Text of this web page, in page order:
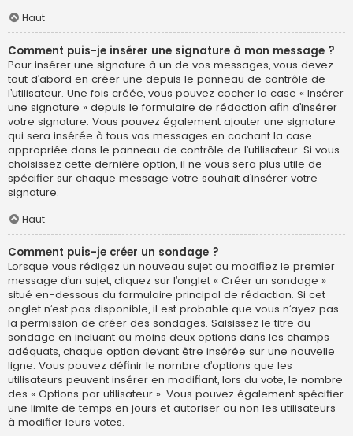
Haut
Comment puis-je insérer une signature à mon message ?
Pour insérer une signature à un de vos messages, vous devez
tout d’abord en créer une depuis le panneau de contrôle de
l’utilisateur. Une fois créée, vous pouvez cocher la case « Insérer
une signature » depuis le formulaire de rédaction afin d’insérer
votre signature. Vous pouvez également ajouter une signature
qui sera insérée à tous vos messages en cochant la case
appropriée dans le panneau de contrôle de l’utilisateur. Si vous
choisissez cette dernière option, il ne vous sera plus utile de
spécifier sur chaque message votre souhait d’insérer votre
signature.
Haut
Comment puis-je créer un sondage ?
Lorsque vous rédigez un nouveau sujet ou modifiez le premier
message d’un sujet, cliquez sur l’onglet « Créer un sondage »
situé en-dessous du formulaire principal de rédaction. Si cet
onglet n’est pas disponible, il est probable que vous n’ayez pas
la permission de créer des sondages. Saisissez le titre du
sondage en incluant au moins deux options dans les champs
adéquats, chaque option devant être insérée sur une nouvelle
ligne. Vous pouvez définir le nombre d’options que les
utilisateurs peuvent insérer en modifiant, lors du vote, le nombre
des « Options par utilisateur ». Vous pouvez également spécifier
une limite de temps en jours et autoriser ou non les utilisateurs
à modifier leurs votes.